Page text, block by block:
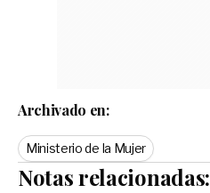
Archivado en:
Ministerio de la Mujer
Notas relacionadas: